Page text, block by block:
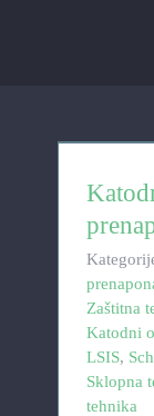
Zaštitna
Katodni
LSIS,
Sklopna
tehnika